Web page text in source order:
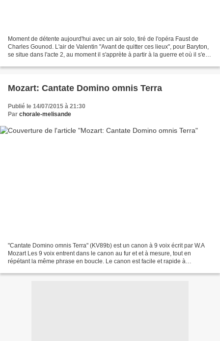
Moment de détente aujourd'hui avec un air solo, tiré de l'opéra Faust de
Charles Gounod. L'air de Valentin "Avant de quitter ces lieux", pour Baryton,
se situe dans l'acte 2, au moment il s'apprète à partir à la guerre et où il s'en
Mozart: Cantate Domino omnis Terra
Publié le 14/07/2015 à 21:30
Par chorale-melisande
"Cantate Domino omnis Terra" (KV89b) est un canon à 9 voix écrit par W.A
Mozart Les 9 voix entrent dans le canon au fur et et à mesure, tout en
répétant la même phrase en boucle. Le canon est facile et rapide à